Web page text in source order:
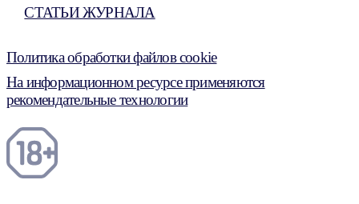
СТАТЬИ ЖУРНАЛА
Политика обработки файлов cookie
На информационном ресурсе применяются
рекомендательные технологии